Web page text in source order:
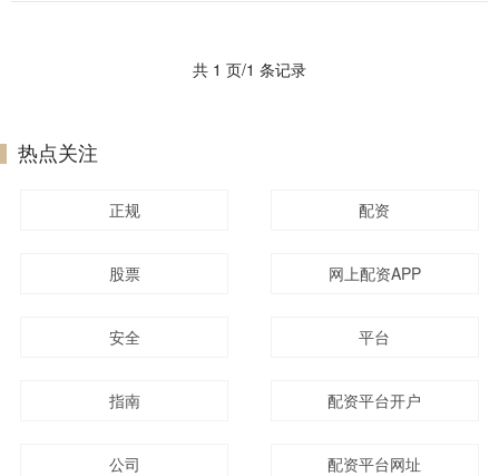
共 1 页/1 条记录
热点关注
正规 配资
股票 网上配资APP
安全 平台
指南 配资平台开户
公司 配资平台网址